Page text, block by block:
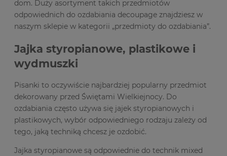
dom. Duży asortyment takich przedmiotów
odpowiednich do ozdabiania decoupage znajdziesz w
naszym sklepie w kategorii „przedmioty do ozdabiania”.
Jajka styropianowe, plastikowe i
wydmuszki
Pisanki to oczywiście najbardziej popularny przedmiot
dekorowany przed Świętami Wielkiejnocy. Do
ozdabiania często używa się jajek styropianowych i
plastikowych, wybór odpowiedniego rodzaju zależy od
tego, jaką techniką chcesz je ozdobić.
Jajka styropianowe są odpowiednie do technik mixed